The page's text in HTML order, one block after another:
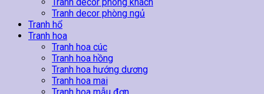
Tranh decor phòng ngủ
Tranh hổ
Tranh hoa
Tranh hoa cúc
Tranh hoa hồng
Tranh hoa hướng dương
Tranh hoa mai